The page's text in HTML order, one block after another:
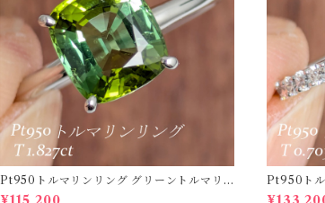
Pt950トルマリンリング グリーントルマリ
ン 1.827ct 【PRO208635】
Pt950トルマリン
t ダイヤモ